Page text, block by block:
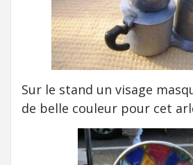
Sur le stand un visage
de belle couleur pour cet